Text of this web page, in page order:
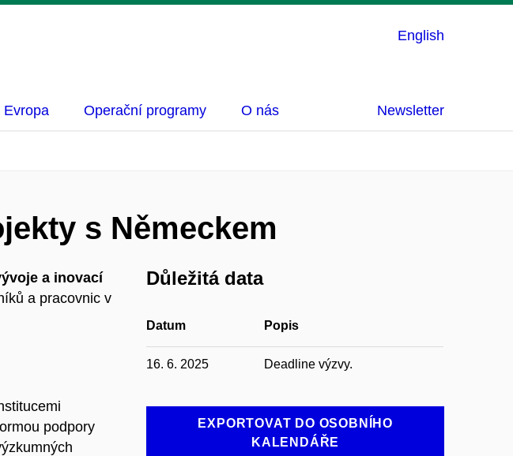
English
Evropa Operační programy O nás Newsletter
s Německem
a inovací
a pracovnic v
podpory
Důležitá data
Datum Popis
16. 6. 2025 Deadline výzvy.
EXPORTOVAT DO OSOBNÍHO
KALENDÁŘE